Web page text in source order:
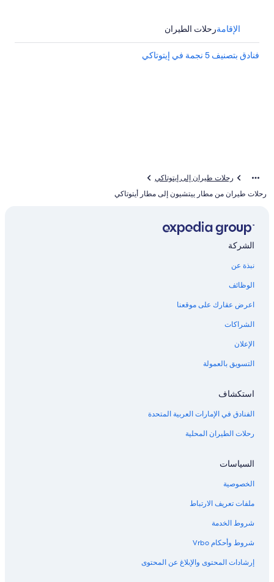
الإقامةرحلات الطيران
فنادق بتصنيف 5 نجمة في إيتوتاكي
رحلات طيران إلى إيتوتاكي
رحلات طيران من مطار ييتشيون إلى مطار أيتوتاكي
الشركة
نبذة عن
الوظائف
اعرض عقارك على موقعنا
الشراكات
الإعلان
التسويق بالعمولة
استكشاف
الفنادق في الإمارات العربية المتحدة
رحلات الطيران المحلية
السياسات
الخصوصية
ملفات تعريف الارتباط
شروط الخدمة
شروط وأحكام Vrbo
إرشادات المحتوى والإبلاغ عن المحتوى